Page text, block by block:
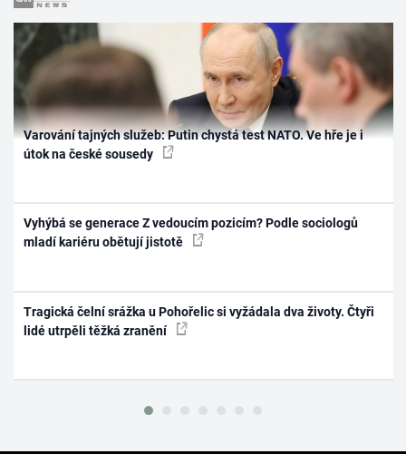
Varování tajných služeb: Putin chystá test NATO. Ve hře je i
útok na české sousedy
Vyhýbá se generace Z vedoucím pozicím? Podle sociologů
mladí kariéru obětují jistotě
Tragická čelní srážka u Pohořelic si vyžádala dva životy. Čtyři
lidé utrpěli těžká zranění